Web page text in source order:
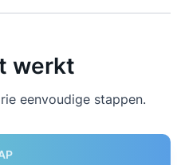
werkt
eenvoudige stappen.